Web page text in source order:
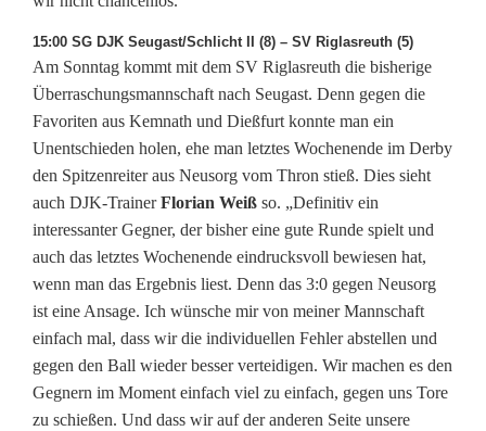
15:00 SG DJK Seugast/Schlicht II (8) – SV Riglasreuth (5)
Am Sonntag kommt mit dem SV Riglasreuth die bisherige
Überraschungsmannschaft nach Seugast. Denn gegen die
Favoriten aus Kemnath und Dießfurt konnte man ein
Unentschieden holen, ehe man letztes Wochenende im Derby
den Spitzenreiter aus Neusorg vom Thron stieß. Dies sieht
auch DJK-TrainerFlorian Weiß so. „Definitiv ein
interessanter Gegner, der bisher eine gute Runde spielt und
auch das letztes Wochenende eindrucksvoll bewiesen hat,
wenn man das Ergebnis liest. Denn das 3:0 gegen Neusorg
ist eine Ansage. Ich wünsche mir von meiner Mannschaft
einfach mal, dass wir die individuellen Fehler abstellen und
gegen den Ball wieder besser verteidigen. Wir machen es den
Gegnern im Moment einfach viel zu einfach, gegen uns Tore
zu schießen. Und dass wir auf der anderen Seite unsere